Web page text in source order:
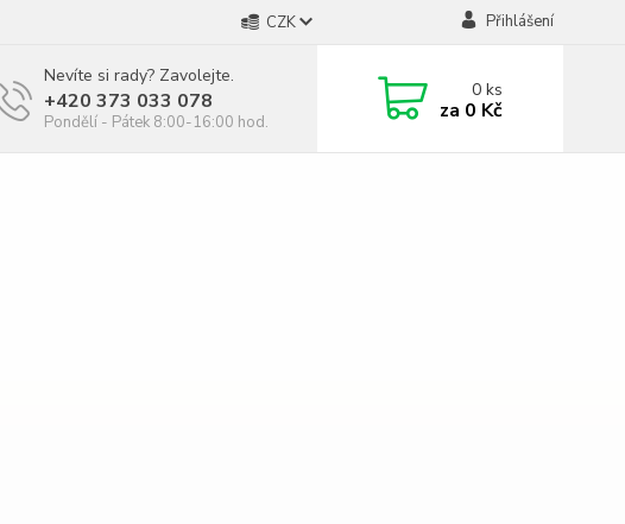
CZK Přihlášení
Nevíte si rady? Zavolejte.
+420 373 033 078
Pondělí - Pátek 8:00-16:00 hod.
0ks
za 0 Kč